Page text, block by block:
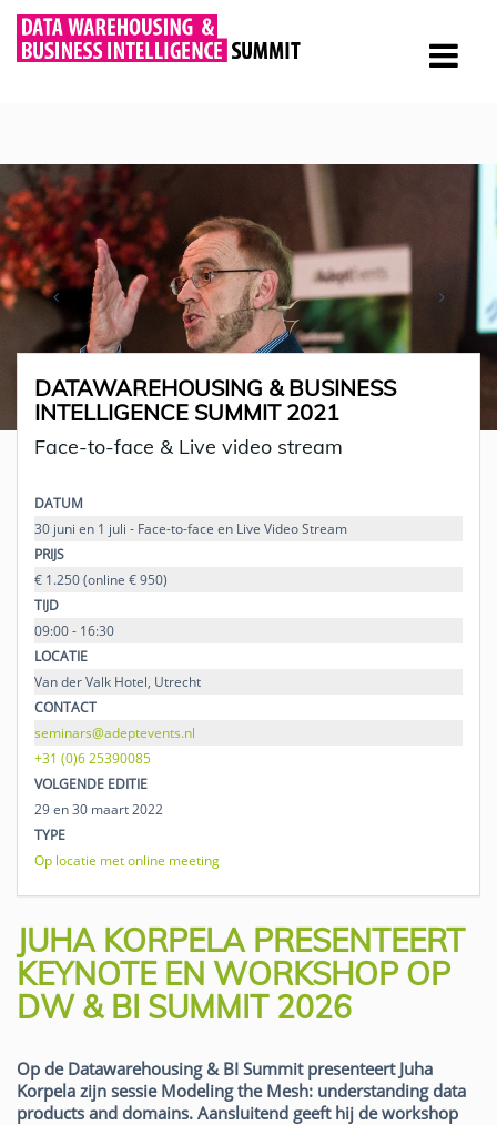
DATAWAREHOUSING & BUSINESS
INTELLIGENCE SUMMIT 2021
Face-to-face & Live video stream
DATUM
30 juni en 1 juli - Face-to-face en Live Video Stream
PRIJS
€ 1.250 (online € 950)
TIJD
09:00 - 16:30
LOCATIE
Van der Valk Hotel, Utrecht
CONTACT
seminars@adeptevents.nl
+31 (0)6 25390085
VOLGENDE EDITIE
29 en 30 maart 2022
TYPE
Op locatie met online meeting
JUHA KORPELA PRESENTEERT
KEYNOTE EN WORKSHOP OP
DW & BI SUMMIT 2026
Op de Datawarehousing & BI Summit presenteert Juha
Korpela zijn sessie Modeling the Mesh: understanding data
products and domains. Aansluitend geeft hij de workshop